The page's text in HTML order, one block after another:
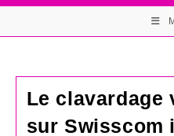
Le clavardage
sur Swisscom